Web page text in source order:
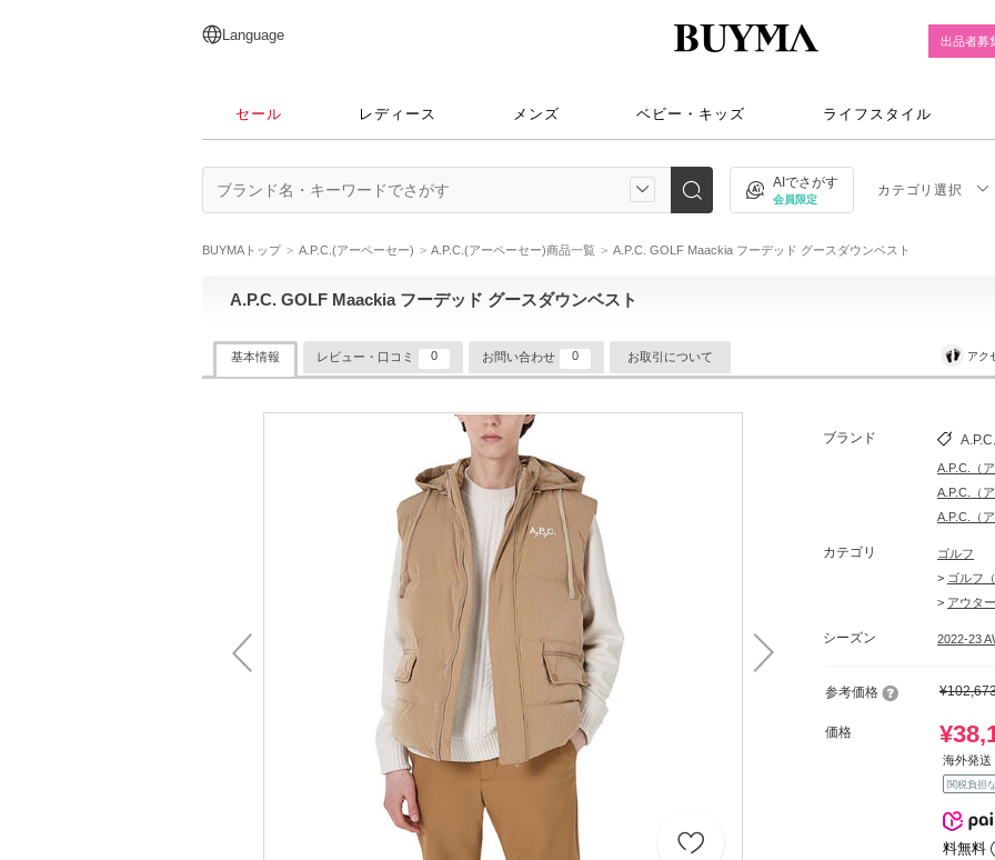
日本語
English
简体中文
繁體中文
Language 出品者募
セール レディース メンズ ベビー・キッズ ライフスタイル
AIでさがす
会員限定
カテゴリ選択
BUYMAトップ A.P.C.(アーペーセー) A.P.C.(アーペーセー)商品一覧 A.P.C. GOLF Maackia フーデッド グースダウンベスト
A.P.C. GOLF Maackia フーデッド グースダウンベスト
基本情報 レビュー・口コミ 0 お問い合わせ 0 お取引について アク
ブランド A.P.C.
A.P.C.（
A.P.C.（
A.P.C.（
カテゴリ
ゴルフ
> ゴルフ
> アウター
シーズン 2022-23
参考価格
価格
海外発送
関税負担な
料無料